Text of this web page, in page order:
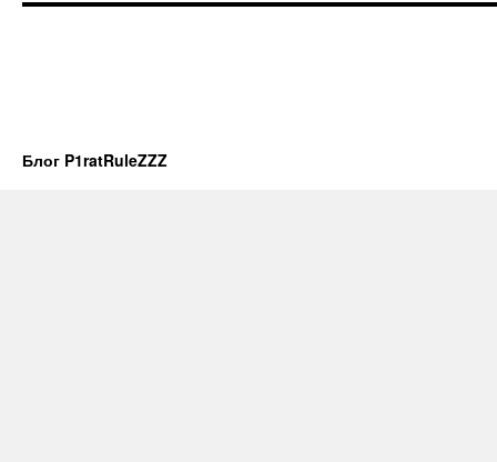
Блог P1ratRuleZZZ